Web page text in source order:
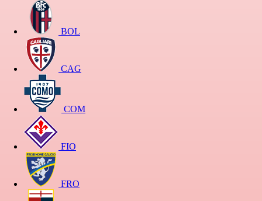
BOL
CAG
COM
FIO
FRO